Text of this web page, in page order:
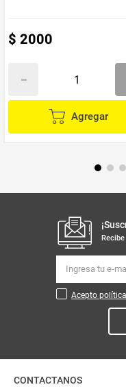
$ 2000
Agregar
Acepto
CONTACTANOS